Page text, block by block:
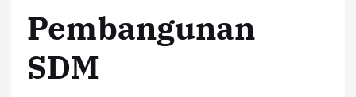
Pembangunan
SDM